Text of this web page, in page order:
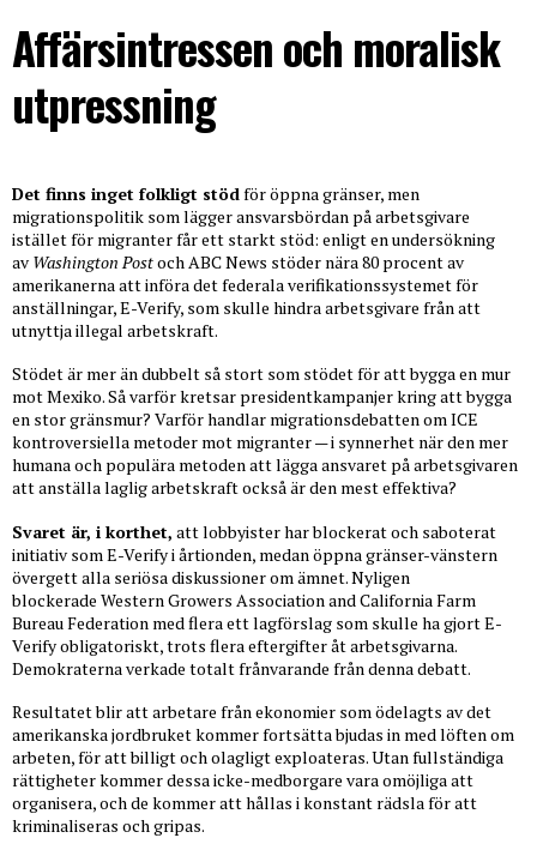
Affärsintressen och moralisk
utpressning
Det finns inget folkligt stödför öppna gränser, men
migrationspolitik som lägger ansvarsbördan på arbetsgivare
istället för migranter får ett starkt stöd: enligt en undersökning
avWashington Postoch ABC News stöder nära 80 procent av
amerikanerna att införa det federala verifikationssystemet för
anställningar, E-Verify, som skulle hindra arbetsgivare från att
utnyttja illegal arbetskraft.
Stödet är mer än dubbelt så stort som stödet för att bygga en mur
mot Mexiko. Så varför kretsar presidentkampanjer kring att bygga
en stor gränsmur? Varför handlar migrationsdebatten om ICE
kontroversiella metoder mot migranter— i synnerhet när den mer
humana och populära metoden att lägga ansvaret på arbetsgivaren
att anställa laglig arbetskraft också är den mest effektiva?
Svaret är, i korthet, att lobbyister har blockerat och saboterat
initiativ somE-Verify i årtionden, medan öppna gränser-vänstern
övergett alla seriösa diskussioner om ämnet. Nyligen
blockerade Western Growers Association and California Farm
Bureau Federation med flera ett lagförslag som skulle ha gjort E-
Verify obligatoriskt, trots flera eftergifter åt arbetsgivarna.
Demokraterna verkade totalt frånvarande från denna debatt.
Resultatet blir att arbetare från ekonomier som ödelagts av det
amerikanska jordbruket kommer fortsätta bjudas in med löften om
arbeten, för att billigt och olagligt exploateras. Utan fullständiga
rättigheter kommer dessa icke-medborgare vara omöjliga att
organisera, och de kommer att hållas i konstant rädsla för att
kriminaliseras och gripas.